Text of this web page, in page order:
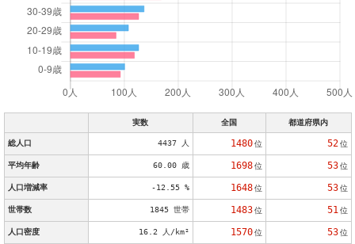
実数 全国 都道府県内
総人口 4437 人 1480 位 52 位
平均年齢 60.00 歳 1698 位 53 位
人口増減率 -12.55 % 1648 位 53 位
世帯数 1845 世帯 1483 位 51 位
人口密度 16.2 人/km² 1570 位 53 位